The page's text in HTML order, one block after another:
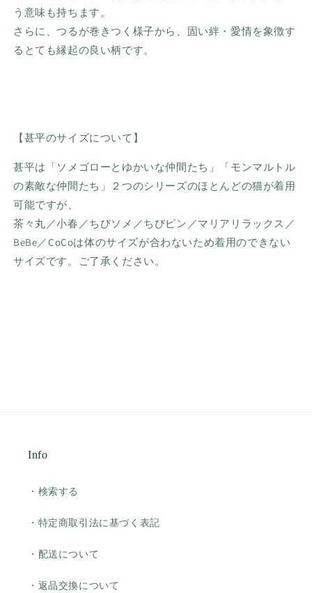
う意味も持ちます。
さらに、つるが巻きつく様子から、固い絆・愛情を象徴す
るとても縁起の良い柄です。
【甚平のサイズについて】
甚平は「ソメゴローとゆかいな仲間たち」「モンマルトル
の素敵な仲間たち」２つのシリーズのほとんどの猫が着用
可能ですが、
茶々丸／小春 ／ちびソメ ／ちびピン ／マリアリラックス ／
BeBe／CoCoは体のサイズが合わないため着用のできない
サイズです。ご了承ください。
Info
・検索する
・特定商取引法に基づく表記
・配送について
・返品交換について